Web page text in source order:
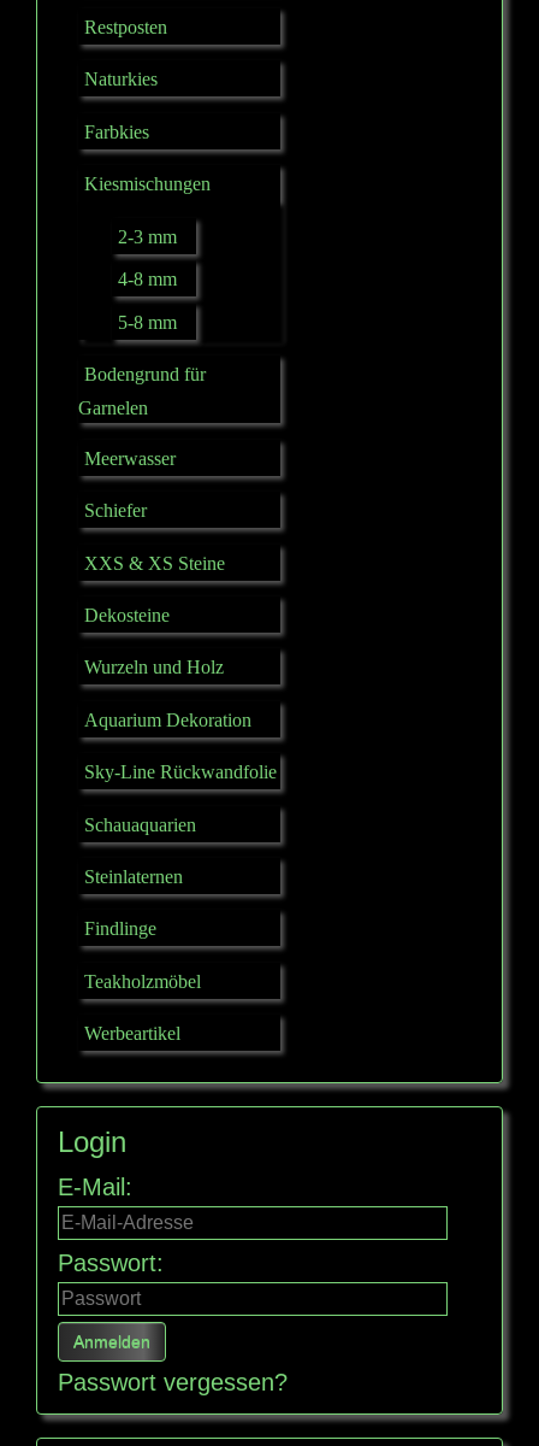
Restposten
Naturkies
Farbkies
Kiesmischungen
2-3 mm
4-8 mm
5-8 mm
Bodengrund für
Garnelen
Meerwasser
Schiefer
XXS & XS Steine
Dekosteine
Wurzeln und Holz
Aquarium Dekoration
Sky-Line Rückwandfolie
Schauaquarien
Steinlaternen
Findlinge
Teakholzmöbel
Werbeartikel
Login
E-Mail:
Passwort:
Passwort vergessen?